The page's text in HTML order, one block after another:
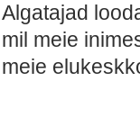
Algatajad
mil meie
meie